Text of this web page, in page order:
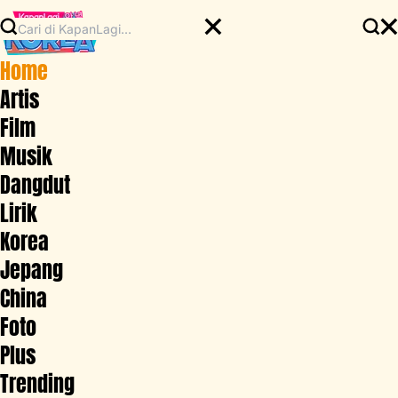
Home
Artis
Film
Musik
Dangdut
Lirik
Korea
Jepang
China
Foto
Plus
Trending